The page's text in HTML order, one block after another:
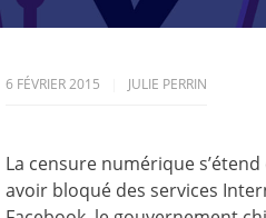
6 FÉVRIER 2015 JULIE PERRIN
La censure numérique
avoir bloqué des services